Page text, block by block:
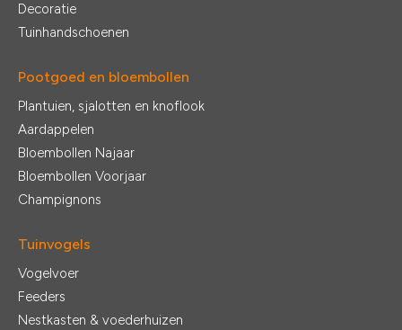
Decoratie
Tuinhandschoenen
Pootgoed en bloembollen
Plantuien, sjalotten en knoflook
Aardappelen
Bloembollen Najaar
Bloembollen Voorjaar
Champignons
Tuinvogels
Vogelvoer
Feeders
Nestkasten & voederhuizen